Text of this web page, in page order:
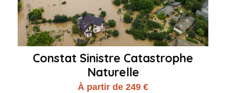
Constat Sinistre Catastrophe
Naturelle
À partir de 249 €